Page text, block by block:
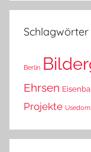
das?
Schlagwörter
Berlin
Ehrsen
Projekte Usedom